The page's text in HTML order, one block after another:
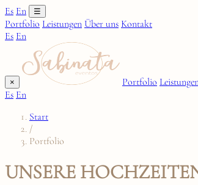
Es En ☰
Portfolio Leistungen Über uns Kontakt
Es En
× Portfolio
Es En
Start
/
Portfolio
UNSERE